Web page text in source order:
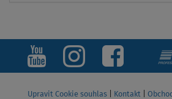
Upravit Cookie souhlas Kontakt